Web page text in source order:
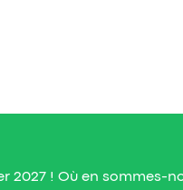
2027 ! Où en sommes-
Informations